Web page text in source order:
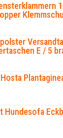
E / 5
Hundesofa